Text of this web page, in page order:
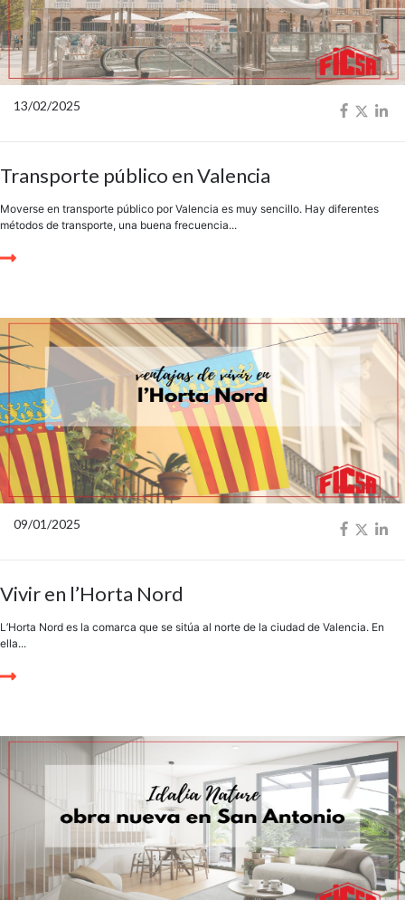
13/02/2025
Transporte público en Valencia
Moverse en transporte público por Valencia es muy sencillo. Hay diferentes
métodos de transporte, una buena frecuencia...
09/01/2025
Vivir en l’Horta Nord
L’Horta Nord es la comarca que se sitúa al norte de la ciudad de Valencia. En
ella...